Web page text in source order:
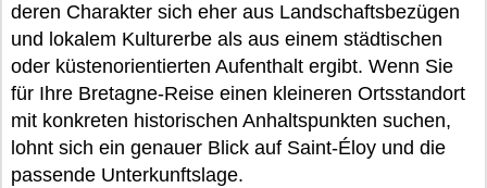
deren Charakter sich eher aus Landschaftsbezügen
und lokalem Kulturerbe als aus einem städtischen
oder küstenorientierten Aufenthalt ergibt. Wenn Sie
für Ihre Bretagne-Reise einen kleineren Ortsstandort
mit konkreten historischen Anhaltspunkten suchen,
lohnt sich ein genauer Blick auf Saint-Éloy und die
passende Unterkunftslage.